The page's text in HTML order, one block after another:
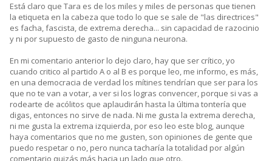
Está claro que Tara es de los miles y miles de personas que tienen
la etiqueta en la cabeza que todo lo que se sale de "las directrices"
es facha, fascista, de extrema derecha... sin capacidad de razocinio
y ni por supuesto de gasto de ninguna neurona.
En mi comentario anterior lo dejo claro, hay que ser crítico, yo
cuando critico al partido A o al B es porque leo, me informo, es más,
en una democracia de verdad los mítines tendrían que ser para los
que no te van a votar, a ver si los logras convencer, porque si vas a
rodearte de acólitos que aplaudirán hasta la última tontería que
digas, entonces no sirve de nada. Ni me gusta la extrema derecha,
ni me gusta la extrema izquierda, por eso leo este blog, aunque
haya comentarios que no me gusten, son opiniones de gente que
puedo respetar o no, pero nunca tacharía la totalidad por algún
comentario quizás más hacia un lado que otro.